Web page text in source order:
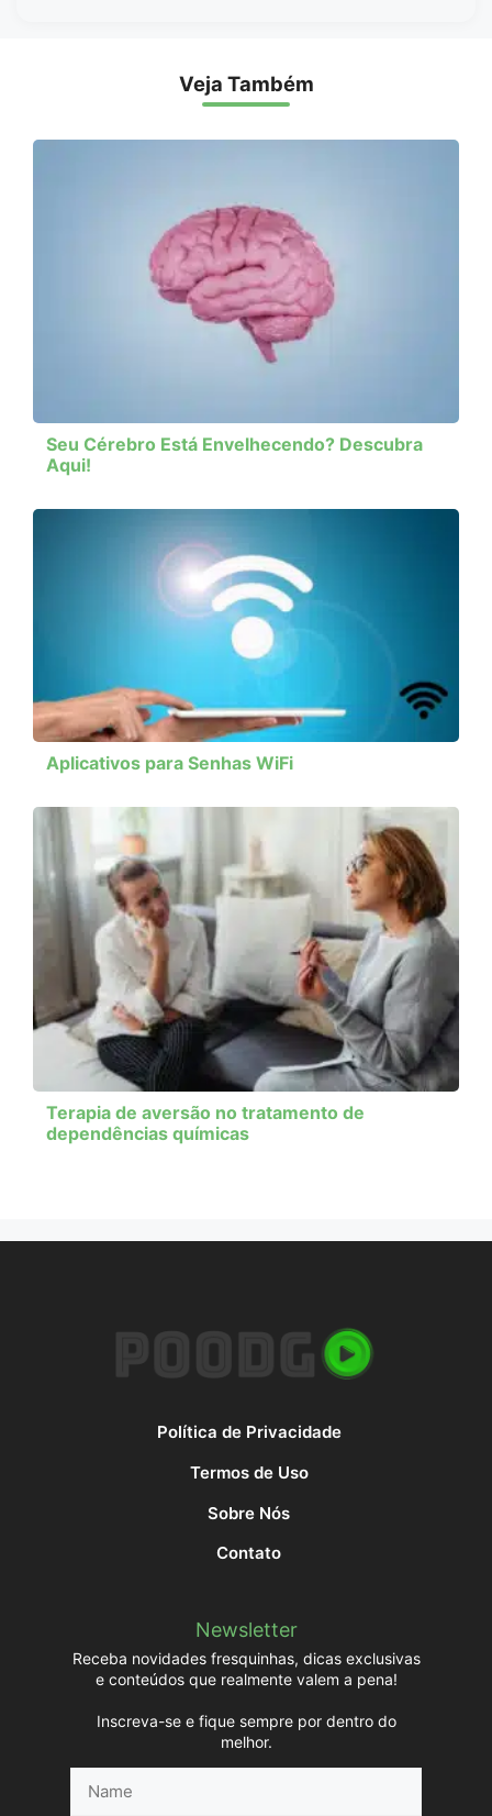
Veja Também
Seu Cérebro Está Envelhecendo? Descubra
Aqui!
Aplicativos para Senhas WiFi
Terapia de aversão no tratamento de
dependências químicas
Política de Privacidade
Termos de Uso
Sobre Nós
Contato
Newsletter
Receba novidades fresquinhas, dicas exclusivas
e conteúdos que realmente valem a pena!
Inscreva-se e fique sempre por dentro do
melhor.